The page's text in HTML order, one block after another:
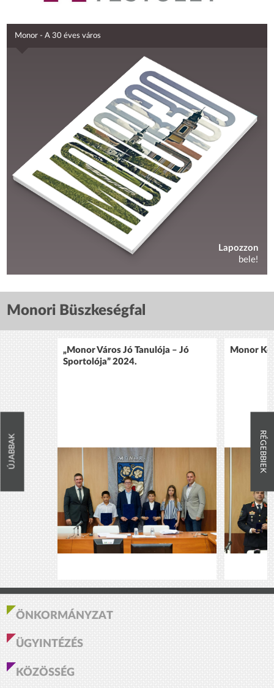
Monor - A 30 éves város
Lapozzon
bele!
Monori Büszkeségfal
ÚJABBAK
„Monor Város Jó Tanulója – Jó
Sportolója” 2024.
Monor
RÉGEBBIEK
ÖNKORMÁNYZAT
ÜGYINTÉZÉS
KÖZÖSSÉG